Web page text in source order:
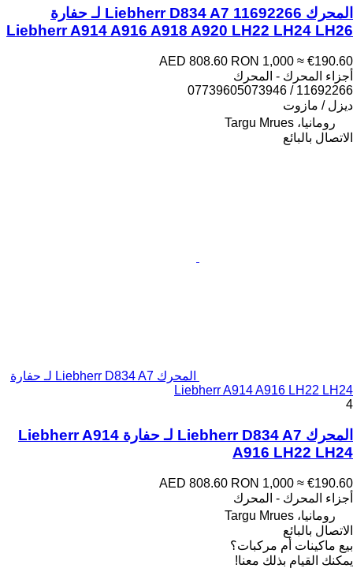
المحرك Liebherr D834 A7 11692266 لـ حفارة
Liebherr A914 A916 A918 A920 LH22 LH24 LH26
AED 808.60 RON 1,000 ≈ €190.60
أجزاء المحرك - المحرك
11692266 / 07739605073946
ديزل / مازوت
رومانيا، Targu Mrues
الاتصال بالبائع
المحرك Liebherr D834 A7 لـ حفارة
Liebherr A914 A916 LH22 LH24
4
المحرك Liebherr D834 A7 لـ حفارة Liebherr A914
A916 LH22 LH24
AED 808.60 RON 1,000 ≈ €190.60
أجزاء المحرك - المحرك
رومانيا، Targu Mrues
الاتصال بالبائع
بيع ماكينات أم مركبات؟
يمكنك القيام بذلك معنا!